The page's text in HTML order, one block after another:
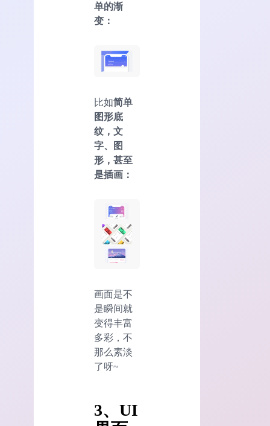
单的渐
变：
比如简单
图形底
纹，文
字、图
形，甚至
是插画：
画面是不
是瞬间就
变得丰富
多彩，不
那么素淡
了呀~
3、UI